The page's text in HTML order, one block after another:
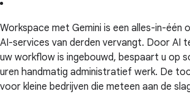
Workspace met Gemini is een alles-in-één
AI-services van derden vervangt. Door AI
uw workflow is ingebouwd, bespaart u op
uren handmatig administratief werk. De
voor kleine bedrijven die meteen aan de